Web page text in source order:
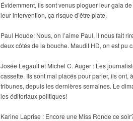
Évidemment, ils sont venus ploguer leur gala
leur intervention, ça risque d’être plate.
Paul Houde: Nous, on l’aime Paul, il nous fait
deux côtés de la bouche. Maudit HD, on est pu
Josée Legault et Michel C. Auger : Les
cassette. Ils sont mal placés pour parler, ils ont,
tribunes, depuis les dernières semaines. Le
les éditoriaux politiques!
Karine Laprise : Encore une Miss Ronde ce